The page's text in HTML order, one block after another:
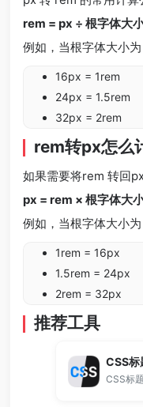
rem = px ÷ 根字体大
例如，当根字体大小为
16px = 1rem
24px = 1.5rem
32px = 2rem
rem转px怎么
如果需要将rem 转回
px = rem × 根字体大
例如，当根字体大小为
1rem = 16px
1.5rem = 24px
2rem = 32px
推荐工具
CSS标